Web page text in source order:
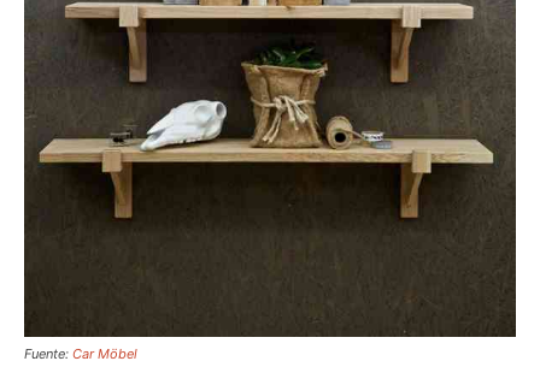
Fuente: Car Möbel